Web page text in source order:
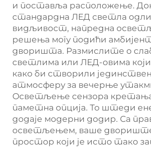
и поставља расположење.
стандардна ЛЕД светла
видљивост, напредна
решења могу подићи
дворишта. Размислите о
светлима или ЛЕД-овима који
како би створили
атмосферу за вечерње
Осветљење сензора кретања
паметна опција. То штеди
додаје модерни додир. Са
осветљењем, ваше
простор који је исто тако